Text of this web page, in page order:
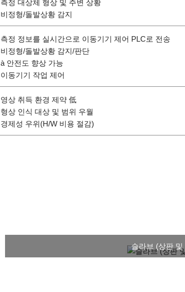
측정 대상체 형상 및 주변 상황
비정형/돌발상황 감지
측정 정보를 실시간으로 이동기기 제어 PLC로 전송
비정형/돌발상황 감지/판단
à 안전도 향상 가능
이동기기 작업 제어
영상 취득 환경 제약 低
형상 인식 대상 및 범위 우월
경제성 우위(H/W 비용 절감)
슬라브 (상판 및